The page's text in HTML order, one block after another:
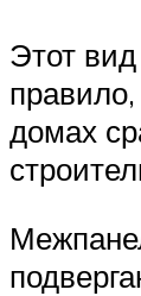
Этот
домах